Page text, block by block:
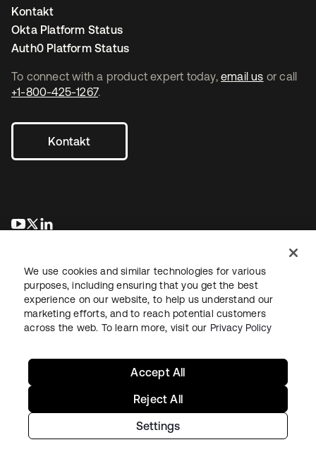
To connect with a product expert today, email us or call
+1-800-425-1267.
Kontakt
wird in einer neuen Registerkarte geöffnet
wird in einer neuen Registerkarte geöffnet
Kontakt
Okta Platform Status
Auth0 Platform Status
RechtDatenschutzrichtlinieNutzungsbedingungenSicherheit
Copyright © 2026 Okta. Alle Rechte vorbehalten.
We use cookies and similar technologies for various
purposes, including ensuring that you get the best
experience on our website, to help us understand our
marketing efforts, and to reach potential customers
across the web. To learn more, visit our Privacy Policy
Settings
Reject All
Accept All